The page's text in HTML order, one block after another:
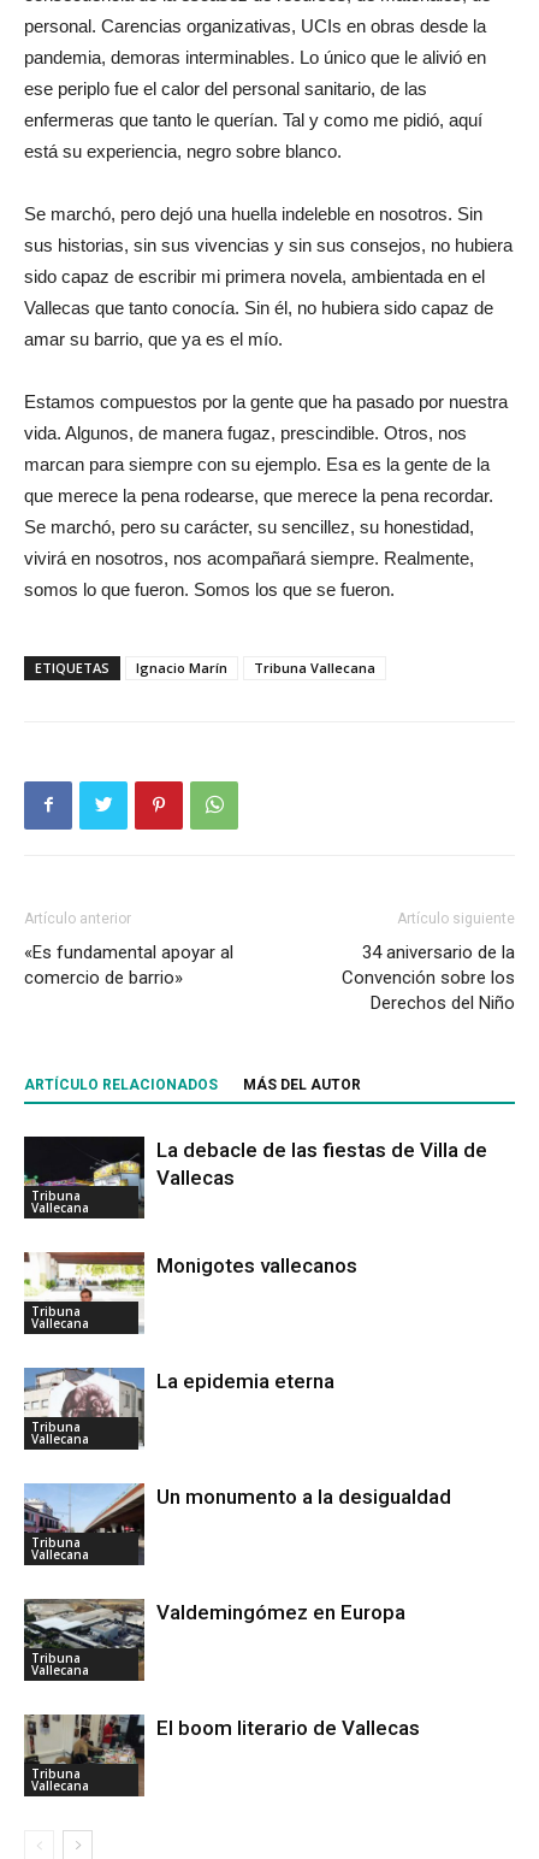
personal. Carencias organizativas, UCIs en obras desde la
pandemia, demoras interminables. Lo único que le alivió en
ese periplo fue el calor del personal sanitario, de las
enfermeras que tanto le querían. Tal y como me pidió, aquí
está su experiencia, negro sobre blanco.
Se marchó, pero dejó una huella indeleble en nosotros. Sin
sus historias, sin sus vivencias y sin sus consejos, no hubiera
sido capaz de escribir mi primera novela, ambientada en el
Vallecas que tanto conocía. Sin él, no hubiera sido capaz de
amar su barrio, que ya es el mío.
Estamos compuestos por la gente que ha pasado por nuestra
vida. Algunos, de manera fugaz, prescindible. Otros, nos
marcan para siempre con su ejemplo. Esa es la gente de la
que merece la pena rodearse, que merece la pena recordar.
Se marchó, pero su carácter, su sencillez, su honestidad,
vivirá en nosotros, nos acompañará siempre. Realmente,
somos lo que fueron. Somos los que se fueron.
ETIQUETAS Ignacio Marín Tribuna Vallecana
Artículo anterior
«Es fundamental apoyar al
comercio de barrio»
Artículo siguiente
34 aniversario de la
Convención sobre los
Derechos del Niño
ARTÍCULO RELACIONADOS MÁS DEL AUTOR
Tribuna
Vallecana
La debacle de las fiestas de Villa de
Vallecas
Tribuna
Vallecana
Monigotes vallecanos
Tribuna
Vallecana
La epidemia eterna
Tribuna
Vallecana
Un monumento a la desigualdad
Tribuna
Vallecana
Valdemingómez en Europa
Tribuna
Vallecana
El boom literario de Vallecas